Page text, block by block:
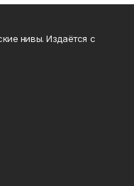
нивы. Издаётся с